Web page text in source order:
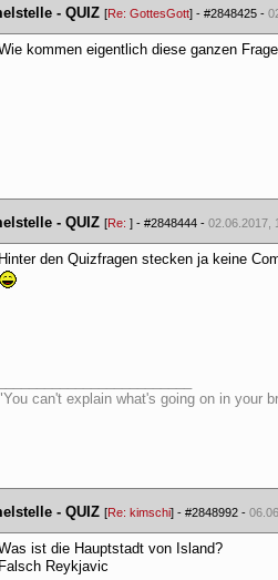
- QUIZ [Re: GottesGott] - #2848425 -
kommen eigentlich diese ganzen
- QUIZ [Re: ] - #2848444 - 02.06.2017,
Hinter den Quizfragen stecken ja keine
can't explain what's going on in your
- QUIZ [Re: kimschi] - #2848992 -
ist die Hauptstadt von Island?
Falsch Reykjavic